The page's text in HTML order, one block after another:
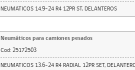
NEUMATICOS 14.9-24 R4 12PR ST, DELANTEROS
Neumáticos para camiones pesados
Cod: 25172503
NEUMATICOS 13.6-24 R4 RADIAL 12PR SET,